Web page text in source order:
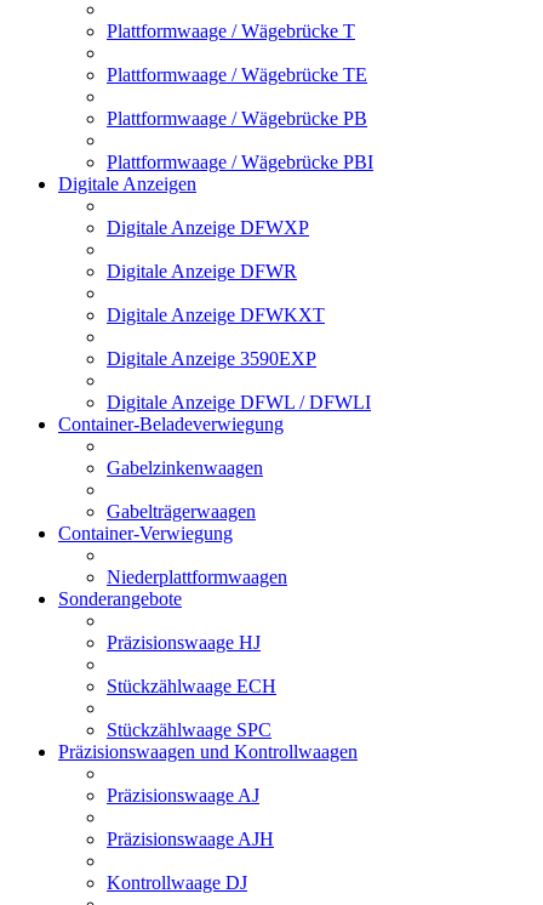
Plattformwaage / Wägebrücke T
Plattformwaage / Wägebrücke TE
Plattformwaage / Wägebrücke PB
Plattformwaage / Wägebrücke PBI
Digitale Anzeigen
Digitale Anzeige DFWXP
Digitale Anzeige DFWR
Digitale Anzeige DFWKXT
Digitale Anzeige 3590EXP
Digitale Anzeige DFWL / DFWLI
Container-Beladeverwiegung
Gabelzinkenwaagen
Gabelträgerwaagen
Container-Verwiegung
Niederplattformwaagen
Sonderangebote
Präzisionswaage HJ
Stückzählwaage ECH
Stückzählwaage SPC
Präzisionswaagen und Kontrollwaagen
Präzisionswaage AJ
Präzisionswaage AJH
Kontrollwaage DJ